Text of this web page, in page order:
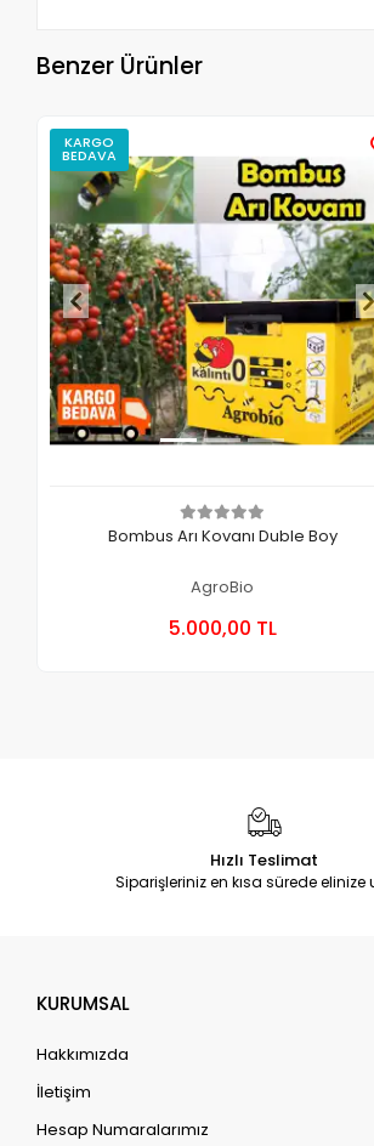
Benzer Ürünler
KARGO
BEDAVA
Bombus Arı Kovanı Duble Boy
AgroBio
5.000,00 TL
Hızlı Teslimat
Siparişleriniz en kısa sürede elinize
KURUMSAL
Hakkımızda
İletişim
Hesap Numaralarımız